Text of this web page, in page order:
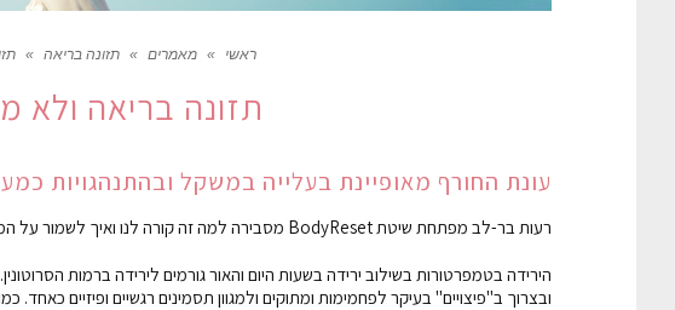
ראשי » מאמרים » תזונה בריאה »
תזונה בריאה ולא
עונת החורף מאופיינת בעלייה במשקל ובהתנהגויות
רעות בר-לב מפתחת שיטת BodyReset מסבירה למה זה קורה לנו ואיך לשמור על המשקל והבריאות גם בחורף.
הירידה בטמפרטורות בשילוב ירידה בשעות היום והאור גורמים לירידה ברמות
ובצרוך ב"פיצויים" בעיקר לפחמימות ומתוקים ולמגוון תסמינים רגשיים ופיזיים כאחד.